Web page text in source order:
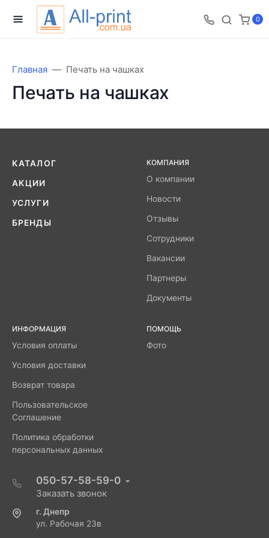
0
Главная Печать на чашках
Печать на чашках
КАТАЛОГ
АКЦИИ
УСЛУГИ
БРЕНДЫ
КОМПАНИЯ
О компании
Новости
Отзывы
Сотрудники
Вакансии
Партнеры
Документы
ИНФОРМАЦИЯ
Условия оплаты
Условия доставки
Возврат товара
Пользовательское
Соглашение
Политика обработки
персональных данных
ПОМОЩЬ
Фото
050-57-58-59-0
Заказать звонок
г. Днепр
ул. Рабочая 23в